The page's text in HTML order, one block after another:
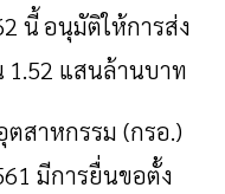
นี้อนุมัติให้การส่ง
1.52 แสนล้านบาท
ตสาหกรรม (กรอ.)
มีการยื่นขอตั้ง